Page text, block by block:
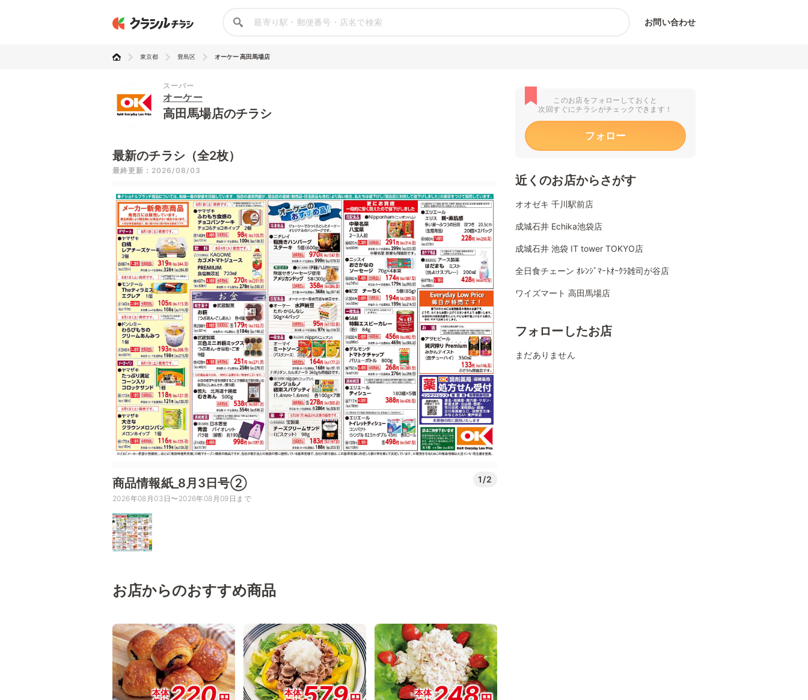
お問い合わせ
東京都 豊島区 オーケー 高田馬場店
スーパー
オーケー
高田馬場店のチラシ
最新のチラシ（全2枚）
最終更新：2026/08/03
商品情報紙_8月3日号② 1/2
2026年08月03日〜2026年08月09日まで
お店からのおすすめ商品
本体
本体
本体
このお店をフォローしておくと
次回すぐにチラシがチェックできます！
フォロー
近くのお店からさがす
オオゼキ 千川駅前店
成城石井 Echika池袋店
成城石井 池袋 IT tower TOKYO店
全日食チェーン ｵﾚﾝｼﾞﾏｰﾄｵｰｸﾗ雑司が谷店
ワイズマート 高田馬場店
フォローしたお店
まだありません